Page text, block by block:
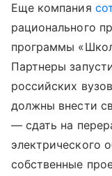
Еще компания
рационального
программы
Партнеры
российских
должны внести
— сдать на
электрического
собственные